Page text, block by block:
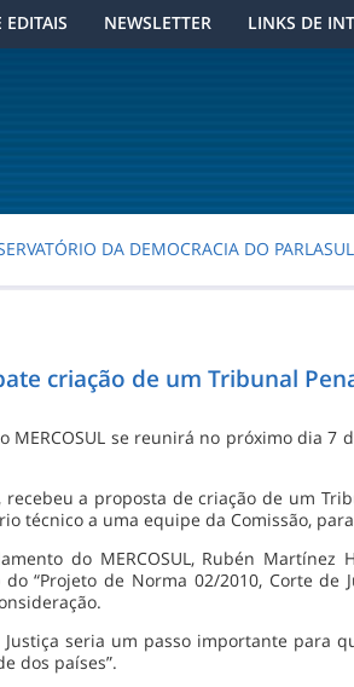
EDITAIS NEWSLETTER LINKS DE
DA DEMOCRACIA DO
criação de um Tribunal
se reunirá no próximo dia
a proposta de criação de um
técnico a uma equipe da Comissão,
do MERCOSUL, Rubén
“Projeto de Norma 02/2010, Corte de
seria um passo importante para
dos países”.